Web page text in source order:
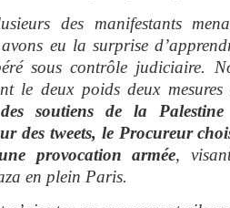
des manifestants
eu la surprise
sous contrôle judiciaire.
le deux poids deux
soutiens de la
des tweets, le Procureur
provocation armée,
en plein Paris.